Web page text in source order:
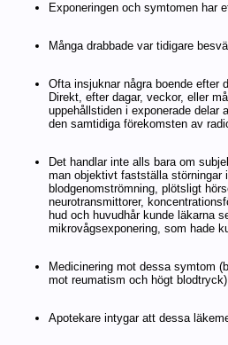
Exponeringen och symtomen har
Många drabbade var tidigare
Ofta insjuknar några boende efter
Direkt, efter dagar, veckor, eller
uppehållstiden i exponerade
den samtidiga förekomsten av
Det handlar inte alls bara om
man objektivt fastställa störningar
blodgenomströmning, plötsligt
neurotransmittorer,
hud och huvudhår kunde läkarna
mikrovågsexponering, som hade
Medicinering mot dessa symtom
mot reumatism och högt
Apotekare intygar att dessa